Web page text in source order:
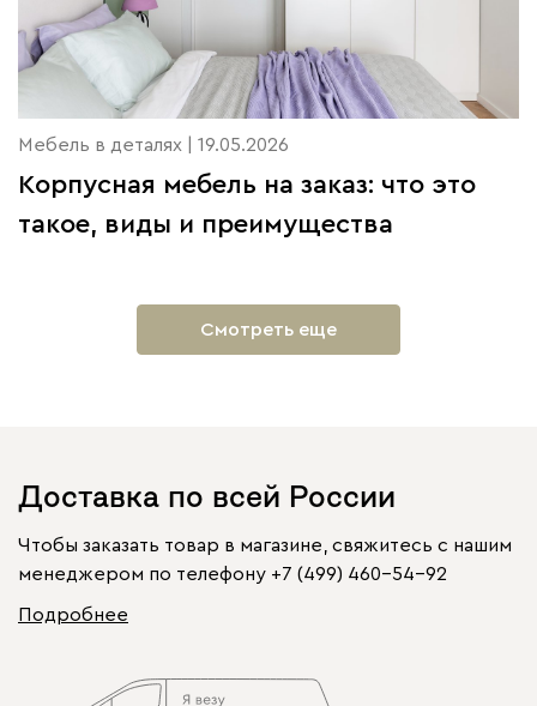
Мебель в деталях | 19.05.2026
Корпусная мебель на заказ: что это
такое, виды и преимущества
Смотреть еще
Доставка по всей России
Чтобы заказать товар в магазине, свяжитесь с нашим
менеджером по телефону +7 (499) 460-54-92
Подробнее